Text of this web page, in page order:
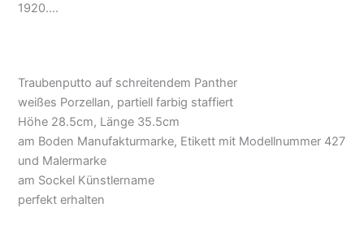
1920….
Traubenputto auf schreitendem Panther
weißes Porzellan, partiell farbig staffiert
Höhe 28.5cm, Länge 35.5cm
am Boden Manufakturmarke, Etikett mit Modellnummer 427
und Malermarke
am Sockel Künstlername
perfekt erhalten